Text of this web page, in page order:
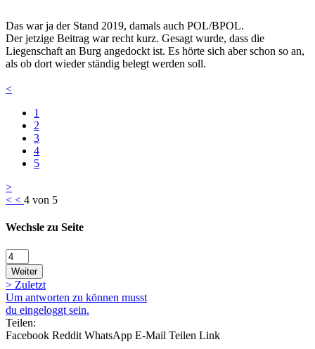
Das war ja der Stand 2019, damals auch POL/BPOL.
Der jetzige Beitrag war recht kurz. Gesagt wurde, dass die
Liegenschaft an Burg angedockt ist. Es hörte sich aber schon so an,
als ob dort wieder ständig belegt werden soll.
<
1
2
3
4
5
>
< < 4 von 5
Wechsle zu Seite
Weiter
> Zuletzt
Um antworten zu können musst
du eingeloggt sein.
Teilen:
Facebook Reddit WhatsApp E-Mail Teilen Link